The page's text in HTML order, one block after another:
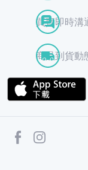
買賣即時溝
商品到貨動
facebook